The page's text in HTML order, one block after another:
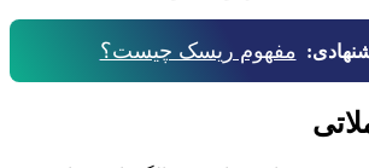
مفهوم ریسک چیست؟